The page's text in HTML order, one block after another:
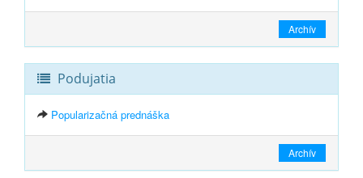
Archív
Podujatia
Popularizačná prednáška
Archív